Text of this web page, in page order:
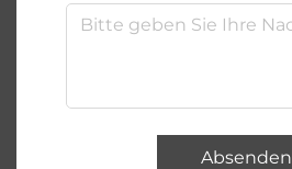
Absenden